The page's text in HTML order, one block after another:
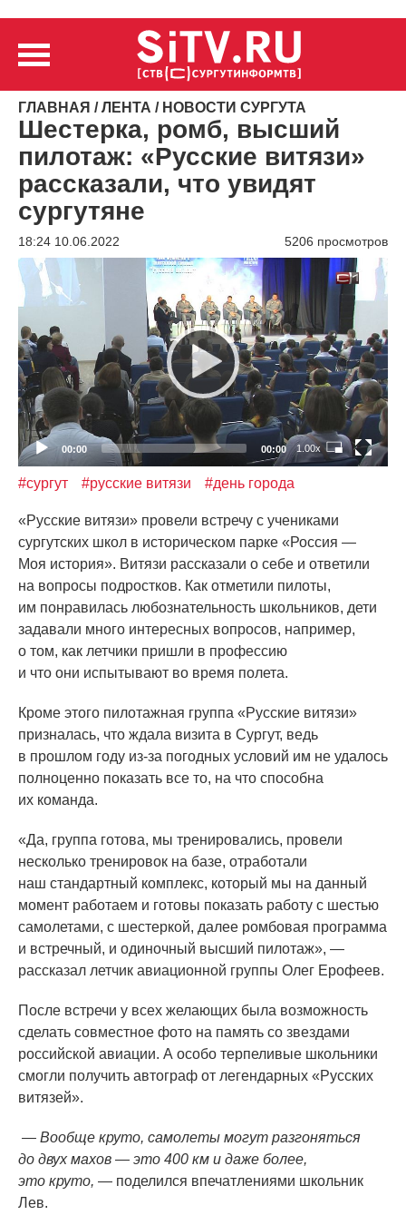
ГЛАВНАЯ /ЛЕНТА / НОВОСТИ СУРГУТА
Шестерка, ромб, высший
пилотаж: «Русские витязи»
рассказали, что увидят
сургутяне
18:24 10.06.2022 5206 просмотров
Видеоплеер
00:00 00:00 1.00x
#сургут #русские витязи #день города
«Русские витязи» провели встречу с учениками
сургутских школ в историческом парке «Россия —
Моя история». Витязи рассказали о себе и ответили
на вопросы подростков. Как отметили пилоты,
им понравилась любознательность школьников, дети
задавали много интересных вопросов, например,
о том, как летчики пришли в профессию
и что они испытывают во время полета.
Кроме этого пилотажная группа «Русские витязи»
призналась, что ждала визита в Сургут, ведь
в прошлом году из-за погодных условий им не удалось
полноценно показать все то, на что способна
их команда.
«Да, группа готова, мы тренировались, провели
несколько тренировок на базе, отработали
наш стандартный комплекс, который мы на данный
момент работаем и готовы показать работу с шестью
самолетами, с шестеркой, далее ромбовая программа
и встречный, и одиночный высший пилотаж», —
рассказал летчик авиационной группы Олег Ерофеев.
После встречи у всех желающих была возможность
сделать совместное фото на память со звездами
российской авиации. А особо терпеливые школьники
смогли получить автограф от легендарных «Русских
витязей».
— Вообще круто, самолеты могут разгоняться
до двух махов — это 400 км и даже более,
это круто, — поделился впечатлениями школьник
Лев.